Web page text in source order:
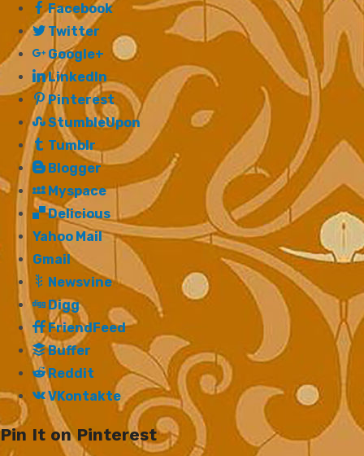
Facebook
Twitter
Google+
LinkedIn
Pinterest
StumbleUpon
Tumblr
Blogger
Myspace
Delicious
Yahoo Mail
Gmail
Newsvine
Digg
FriendFeed
Buffer
Reddit
VKontakte
Pin It on Pinterest